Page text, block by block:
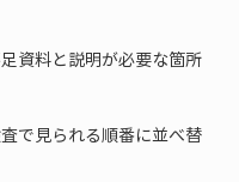
資料と説明が必要な箇所
で見られる順番に並べ替